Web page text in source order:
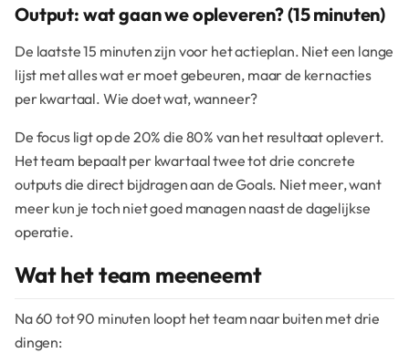
Output: wat gaan we opleveren? (15 minuten)
De laatste 15 minuten zijn voor het actieplan. Niet een lange
lijst met alles wat er moet gebeuren, maar de kernacties
per kwartaal. Wie doet wat, wanneer?
De focus ligt op de 20% die 80% van het resultaat oplevert.
Het team bepaalt per kwartaal twee tot drie concrete
outputs die direct bijdragen aan de Goals. Niet meer, want
meer kun je toch niet goed managen naast de dagelijkse
operatie.
Wat het team meeneemt
Na 60 tot 90 minuten loopt het team naar buiten met drie
dingen: